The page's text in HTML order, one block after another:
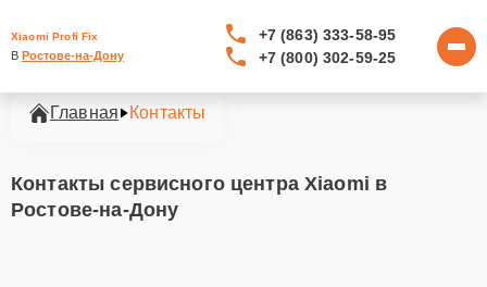
Xiaomi Profi Fix
В Ростове-на-Дону
+7 (863) 333-58-95
+7 (800) 302-59-25
Главная Контакты
Контакты сервисного центра Xiaomi в
Ростове-на-Дону